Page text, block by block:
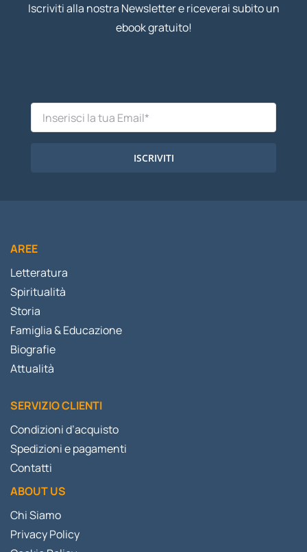
Iscriviti alla nostra Newsletter e riceverai subito un
ebook gratuito!
ISCRIVITI
AREE
Letteratura
Spiritualità
Storia
Famiglia & Educazione
Biografie
Attualità
SERVIZIO CLIENTI
Condizioni d’acquisto
Spedizioni e pagamenti
Contatti
ABOUT US
Chi Siamo
Privacy Policy